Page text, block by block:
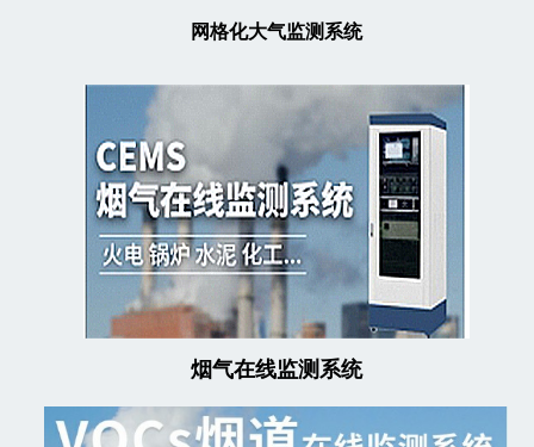
网格化大气监测系统
烟气在线监测系统